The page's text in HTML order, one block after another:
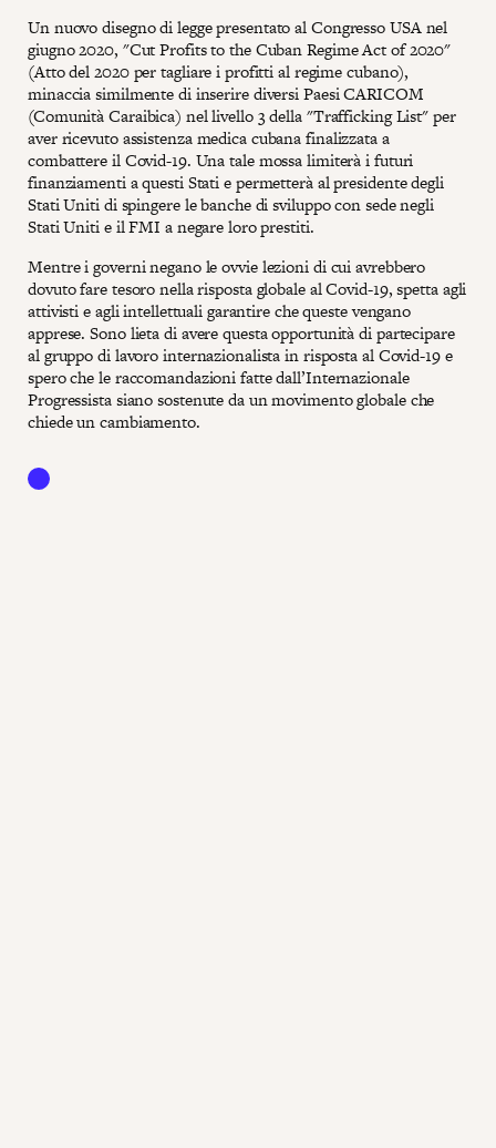
Un nuovo disegno di legge presentato al Congresso USA nel
giugno 2020, "Cut Profits to the Cuban Regime Act of 2020"
(Atto del 2020 per tagliare i profitti al regime cubano),
minaccia similmente di inserire diversi Paesi CARICOM
(Comunità Caraibica) nel livello 3 della "Trafficking List" per
aver ricevuto assistenza medica cubana finalizzata a
combattere il Covid-19. Una tale mossa limiterà i futuri
finanziamenti a questi Stati e permetterà al presidente degli
Stati Uniti di spingere le banche di sviluppo con sede negli
Stati Uniti e il FMI a negare loro prestiti.
Mentre i governi negano le ovvie lezioni di cui avrebbero
dovuto fare tesoro nella risposta globale al Covid-19, spetta agli
attivisti e agli intellettuali garantire che queste vengano
apprese. Sono lieta di avere questa opportunità di partecipare
al gruppo di lavoro internazionalista in risposta al Covid-19 e
spero che le raccomandazioni fatte dall’Internazionale
Progressista siano sostenute da un movimento globale che
chiede un cambiamento.